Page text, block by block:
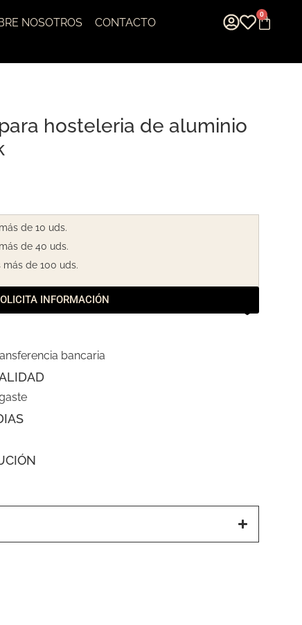
NOSOTROS CONTACTO
0
hosteleria de aluminio
de 10 uds.
de 40 uds.
de 100 uds.
INFORMACIÓN
bancaria